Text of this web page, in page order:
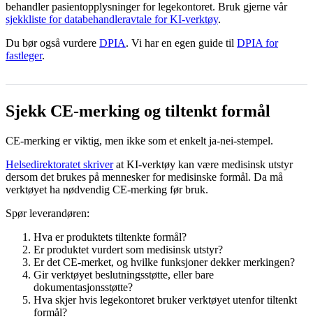
behandler pasientopplysninger for legekontoret. Bruk gjerne vår
sjekkliste for databehandleravtale for KI-verktøy.
Du bør også vurdere DPIA. Vi har en egen guide til DPIA for
fastleger.
Sjekk CE-merking og tiltenkt formål
CE-merking er viktig, men ikke som et enkelt ja-nei-stempel.
Helsedirektoratet skriverat KI-verktøy kan være medisinsk utstyr
dersom det brukes på mennesker for medisinske formål. Da må
verktøyet ha nødvendig CE-merking før bruk.
Spør leverandøren:
Hva er produktets tiltenkte formål?
Er produktet vurdert som medisinsk utstyr?
Er det CE-merket, og hvilke funksjoner dekker merkingen?
Gir verktøyet beslutningsstøtte, eller bare
dokumentasjonsstøtte?
Hva skjer hvis legekontoret bruker verktøyet utenfor tiltenkt
formål?